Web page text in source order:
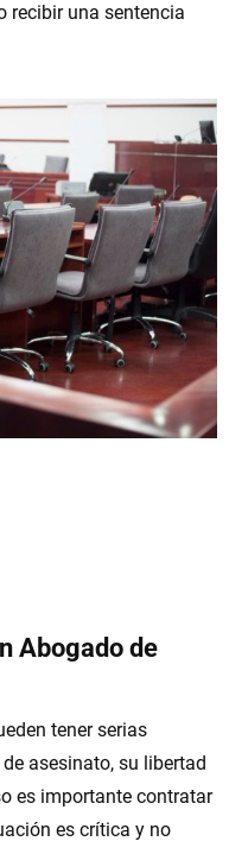
recibir una sentencia
Abogado de
tener serias
asesinato, su libertad
es importante contratar
es crítica y no